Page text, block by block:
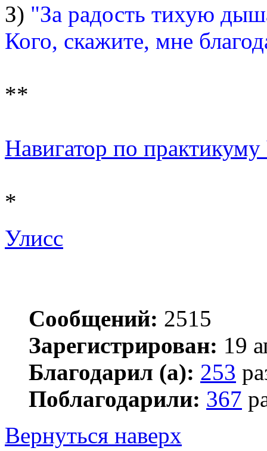
З) "За радость тихую
Кого, скажите, мне
**
Навигатор по
*
Улисс
Сообщений: 2515
Зарегистрирован: 19
Благодарил (а): 253
Поблагодарили: 367
Вернуться наверх